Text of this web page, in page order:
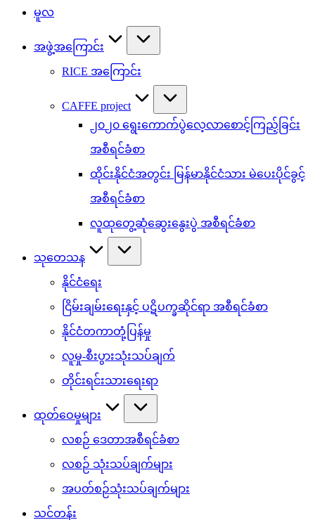
မူလ
အဖွဲ့အကြောင်း
RICE အကြောင်း
CAFFE project
၂၀၂၀ ရွေးကောက်ပွဲလေ့လာစောင့်ကြည့်ခြင်း
အစီရင်ခံစာ
ထိုင်းနိုင်ငံအတွင်း မြန်မာနိုင်ငံသား မဲပေးပိုင်ခွင့်
အစီရင်ခံစာ
လူထုတွေ့ဆုံဆွေးနွေးပွဲ အစီရင်ခံစာ
သုတေသန
နိုင်ငံရေး
ငြိမ်းချမ်းရေးနှင့် ပဋိပက္ခဆိုင်ရာ အစီရင်ခံစာ
နိုင်ငံတကာတုံ့ပြန်မှု
လူမှု-စီးပွားသုံးသပ်ချက်
တိုင်းရင်းသားရေးရာ
ထုတ်ဝေမှုများ
လစဉ် ဒေတာအစီရင်ခံစာ
လစဉ် သုံးသပ်ချက်များ
အပတ်စဉ်သုံးသပ်ချက်များ
သင်တန်း